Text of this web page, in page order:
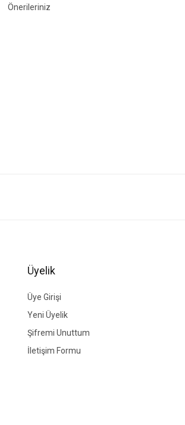
Önerileriniz
Üyelik
Üye Girişi
Yeni Üyelik
Şifremi Unuttum
İletişim Formu